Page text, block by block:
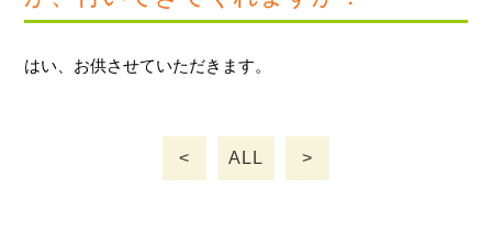
習会・イベント情報
知らせ
はい、お供させていただきます。
< ALL >